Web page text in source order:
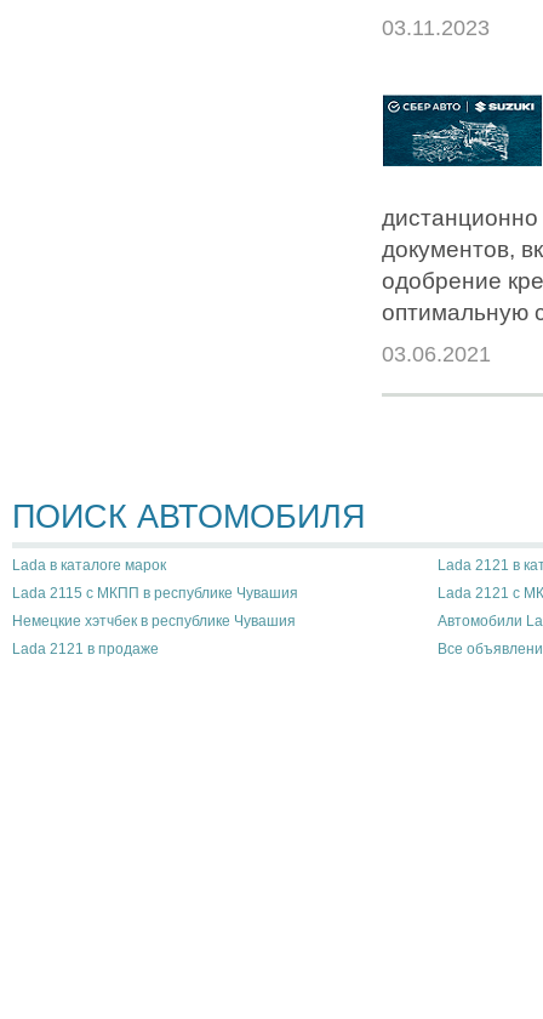
03.11.2023
документов,
одобрение
оптимальную
03.06.2021
ПОИСК АВТОМОБИЛЯ
Lada в каталоге марок
Lada 2121 в
Lada 2115 с МКПП в республике Чувашия
Lada 2121 с
Немецкие хэтчбек в республике Чувашия
Автомобили
Lada 2121 в продаже
Все